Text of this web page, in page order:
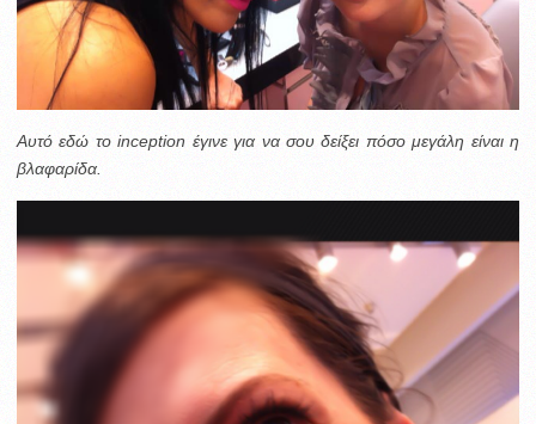
Αυτό εδώ το inception έγινε για να σου δείξει πόσο μεγάλη είναι η
βλαφαρίδα.